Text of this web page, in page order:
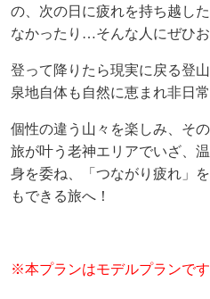
の、 次の日に疲れを持ち越し
なかったり…そんな人にぜひお
登って降りたら現実に戻る登
泉地自体も自然に恵まれ非日常
個性の違う山々を楽しみ、そ
旅が叶う老神エリアでいざ、
身を委ね、「つながり疲れ」
もできる旅へ！
※本プランはモデルプランです